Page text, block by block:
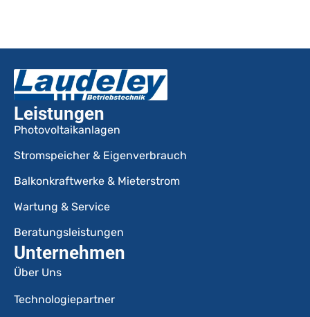
Leistungen
Photovoltaikanlagen
Stromspeicher & Eigenverbrauch
Balkonkraftwerke & Mieterstrom
Wartung & Service
Beratungsleistungen
Unternehmen
Über Uns
Technologiepartner